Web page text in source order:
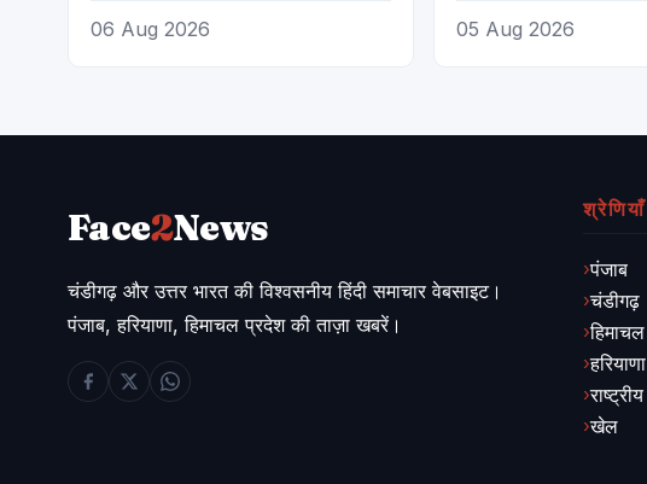
06 Aug 2026
व्यापार महोत्सव : हरीश गर्ग
05 Aug 2026
Face2News
चंडीगढ़ और उत्तर भारत की विश्वसनीय हिंदी समाचार वेबसाइट।
पंजाब, हरियाणा, हिमाचल प्रदेश की ताज़ा खबरें।
श्रेणियाँ
पंजाब
चंडीगढ़
हिमाचल
हरियाणा
राष्ट्रीय
खेल